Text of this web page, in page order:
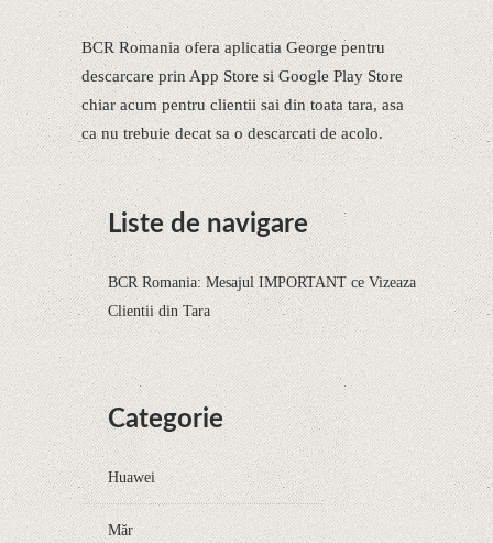
BCR Romania ofera aplicatia George pentru
descarcare prin App Store si Google Play Store
chiar acum pentru clientii sai din toata tara, asa
ca nu trebuie decat sa o descarcati de acolo.
Liste de navigare
BCR Romania: Mesajul IMPORTANT ce Vizeaza
Clientii din Tara
Categorie
Huawei
Măr